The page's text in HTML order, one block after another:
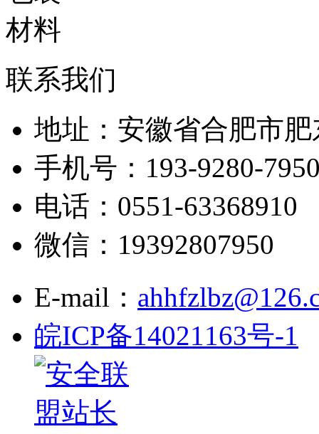
联系我们
地址：安徽省合肥市
手机号：193-9280-
电话：0551-63368910
微信：19392807950
E-mail：
皖ICP备14021163号-1